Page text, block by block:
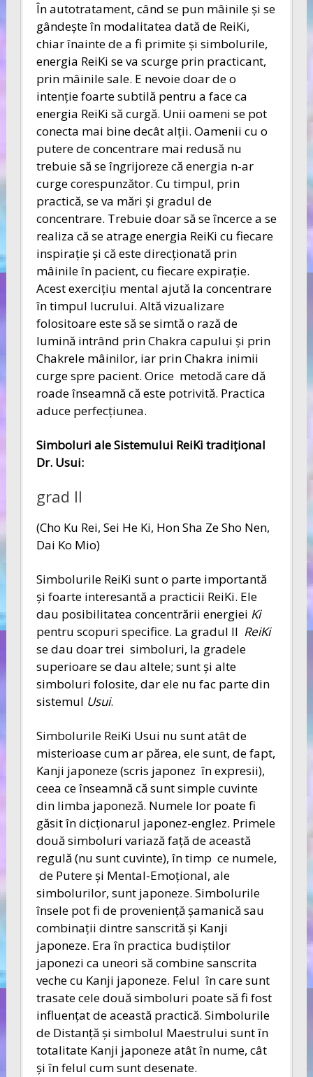
În autotratament, când se pun mâinile şi se
gândeşte în modalitatea dată de ReiKi,
chiar înainte de a fi primite şi simbolurile,
energia ReiKi se va scurge prin practicant,
prin mâinile sale. E nevoie doar de o
intenţie foarte subtilă pentru a face ca
energia ReiKi să curgă. Unii oameni se pot
conecta mai bine decât alţii. Oamenii cu o
putere de concentrare mai redusă nu
trebuie să se îngrijoreze că energia n-ar
curge corespunzător. Cu timpul, prin
practică, se va mări şi gradul de
concentrare. Trebuie doar să se încerce a se
realiza că se atrage energia ReiKi cu fiecare
inspiraţie şi că este direcţionată prin
mâinile în pacient, cu fiecare expiraţie.
Acest exerciţiu mental ajută la concentrare
în timpul lucrului. Altă vizualizare
folositoare este să se simtă o rază de
lumină intrând prin Chakra capului şi prin
Chakrele mâinilor, iar prin Chakra inimii
curge spre pacient. Orice metodă care dă
roade înseamnă că este potrivită. Practica
aduce perfecţiunea.
Simboluri ale Sistemului ReiKi tradiţional
Dr. Usui:
grad II
(Cho Ku Rei, Sei He Ki, Hon Sha Ze Sho Nen,
Dai Ko Mio)
Simbolurile ReiKi sunt o parte importantă
şi foarte interesantă a practicii ReiKi. Ele
dau posibilitatea concentrării energiei Ki
pentru scopuri specifice. La gradul II ReiKi
se dau doar trei simboluri, la gradele
superioare se dau altele; sunt şi alte
simboluri folosite, dar ele nu fac parte din
sistemul Usui.
Simbolurile ReiKi Usui nu sunt atât de
misterioase cum ar părea, ele sunt, de fapt,
Kanji japoneze (scris japonez în expresii),
ceea ce înseamnă că sunt simple cuvinte
din limba japoneză. Numele lor poate fi
găsit în dicţionarul japonez-englez. Primele
două simboluri variază faţă de această
regulă (nu sunt cuvinte), în timp ce numele,
de Putere şi Mental-Emoţional, ale
simbolurilor, sunt japoneze. Simbolurile
însele pot fi de provenienţă şamanică sau
combinaţii dintre sanscrită şi Kanji
japoneze. Era în practica budiştilor
japonezi ca uneori să combine sanscrita
veche cu Kanji japoneze. Felul în care sunt
trasate cele două simboluri poate să fi fost
influenţat de această practică. Simbolurile
de Distanţă şi simbolul Maestrului sunt în
totalitate Kanji japoneze atât în nume, cât
şi în felul cum sunt desenate.